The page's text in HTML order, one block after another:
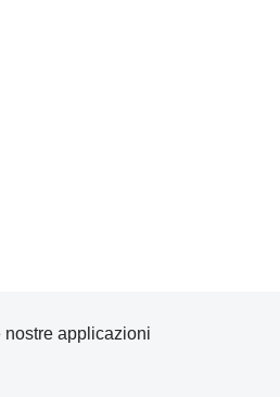
nostre applicazioni